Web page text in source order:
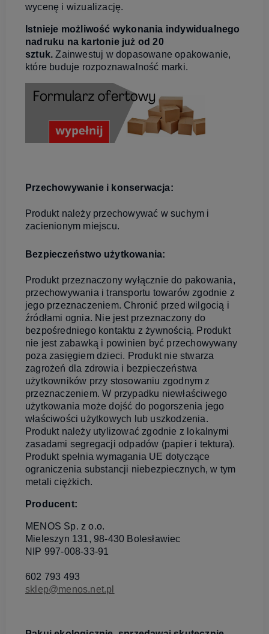
wycenę i wizualizację.
Istnieje możliwość wykonania indywidualnego
nadruku na kartonie już od 20
sztuk.Zainwestuj w dopasowane opakowanie,
które buduje rozpoznawalność marki.
Przechowywanie i konserwacja:
Produkt należy przechowywać w suchym i
zacienionym miejscu.
Bezpieczeństwo użytkowania:
Produkt przeznaczony wyłącznie do pakowania,
przechowywania i transportu towarów zgodnie z
jego przeznaczeniem. Chronić przed wilgocią i
źródłami ognia. Nie jest przeznaczony do
bezpośredniego kontaktu z żywnością. Produkt
nie jest zabawką i powinien być przechowywany
poza zasięgiem dzieci. Produkt nie stwarza
zagrożeń dla zdrowia i bezpieczeństwa
użytkowników przy stosowaniu zgodnym z
przeznaczeniem. W przypadku niewłaściwego
użytkowania może dojść do pogorszenia jego
właściwości użytkowych lub uszkodzenia.
Produkt należy utylizować zgodnie z lokalnymi
zasadami segregacji odpadów (papier i tektura).
Produkt spełnia wymagania UE dotyczące
ograniczenia substancji niebezpiecznych, w tym
metali ciężkich.
Producent:
MENOS Sp. z o.o.
Mieleszyn 131, 98-430 Bolesławiec
NIP 997-008-33-91
602 793 493
sklep@menos.net.pl